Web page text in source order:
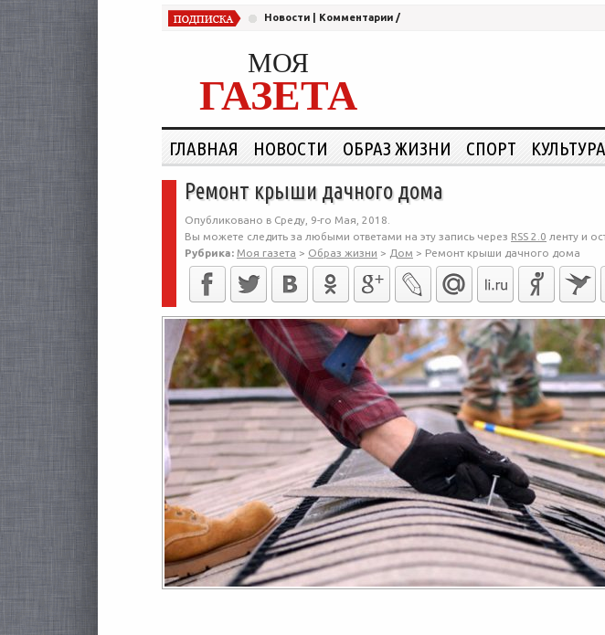
Новости Комментарии /
МОЯ
ГАЗЕТА
ГЛАВНАЯ НОВОСТИ ОБРАЗ ЖИЗНИ СПОРТ КУЛЬТУРА
Ремонт крыши дачного дома
Опубликовано в Среду, 9-го Мая, 2018.
Вы можете следить за любыми ответами на эту запись через RSS 2.0 ленту и
Рубрика: Моя газета > Образ жизни > Дом > Ремонт крыши дачного дома